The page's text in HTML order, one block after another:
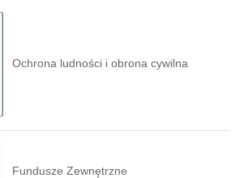
Ochrona ludności i obrona cywilna
Fundusze Zewnętrzne